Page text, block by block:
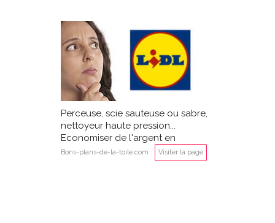
Perceuse, scie sauteuse ou sabre,
nettoyeur haute pression...
Economiser de l'argent en
achetant des outils LIDL Parkside?
Bons-plans-de-la-toile.com Visiter la page